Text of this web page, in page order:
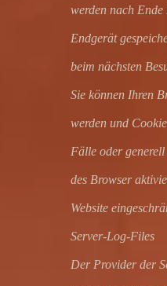
werden nach Ende
Endgerät
beim nächsten
Sie können Ihren
werden und
Fälle oder
des Browser
Website
Server-Log-Files
Der Provider der